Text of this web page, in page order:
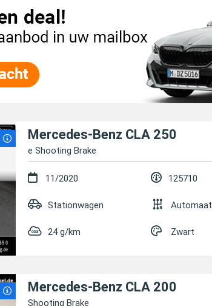
Mercedes-Benz CLA 250
e Shooting Brake
11/2020 125710
Stationwagen Automaat
24 g/km Zwart
Mercedes-Benz CLA 200
Shooting Brake